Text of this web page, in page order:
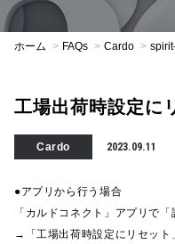
ホーム > FAQs > Cardo >
工場出荷時設定に
Cardo 2023.09.11
●アプリから行う場合
「カルドコネクト」アプリで
→「工場出荷時設定にリセッ